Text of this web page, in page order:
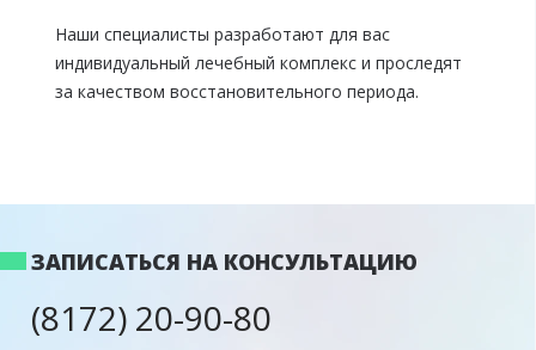
Наши специалисты разработают для вас
индивидуальный лечебный комплекс и проследят
за качеством восстановительного периода.
ЗАПИСАТЬСЯ НА КОНСУЛЬТАЦИЮ
(8172) 20-90-80